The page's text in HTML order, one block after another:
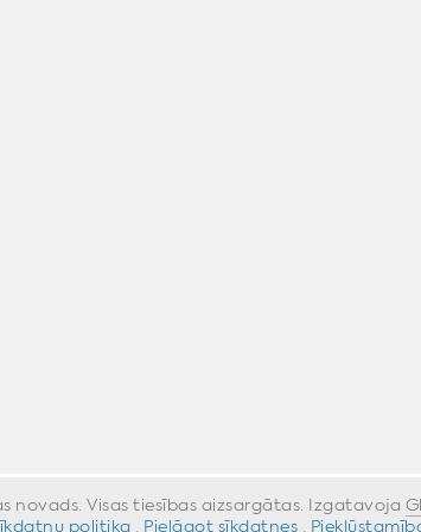
novads. Visas tiesības aizsargātas. Izgatavoja
politika · Pielāgot sīkdatnes ·